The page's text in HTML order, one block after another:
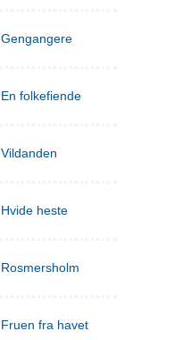
Gengangere
En folkefiende
Vildanden
Hvide heste
Rosmersholm
Fruen fra havet